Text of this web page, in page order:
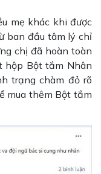
mẹ khác khi được
ban đầu tâm lý chỉ
chị đã hoàn toàn
hộp Bột tắm Nhân
trạng chàm đỏ rõ
mua thêm Bột tắm